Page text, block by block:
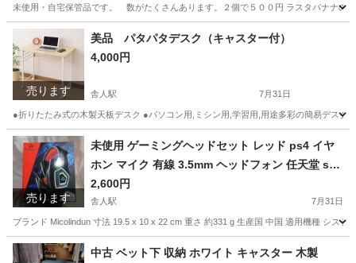
未使用・自宅保管品です。 数がたくさんあります。２個で５００円 ラスタバナナの
東京 足立区 舎人駅 携帯アクセサリー USB
売ります
美品 パタパタデスク（キャスター付）
4,000円
舎人駅 7月31日
●折りたたみ式の木製天板デスク ●パソコン用,ミシン用,学習用,用途多彩の簡易デス
東京 足立区 舎人駅 デスク
売ります
未使用 ゲーミングヘッドセット レッド ps4 イヤ
ホン マイク 有線 3.5mm ヘッドフォン 任天堂 swi
tch ps4 PC Skype 等対応可 マイク付き
2,600円
舎人駅 7月31日
ブランド Micolindun 寸法 19.5 x 10 x 22 cm 重さ 約331 g 生産国 中国 適用機種 シス
東京 足立区 舎人駅 オーディオ マイク
中古 ベット下 収納 ホワイト キャスター 木製